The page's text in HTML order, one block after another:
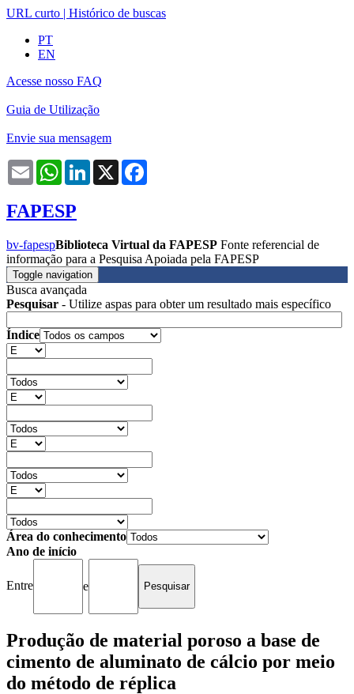
URL curto | Histórico de buscas
PT
EN
Acesse nosso FAQ
Guia de Utilização
Envie sua mensagem
Email WhatsAppLinkedIn
X
FAPESP
bv-fapespBiblioteca Virtual da FAPESP Fonte referencial de
informação para a Pesquisa Apoiada pela FAPESP
Toggle navigation
Busca avançada
Pesquisar - Utilize aspas para obter um resultado mais específico
Índice
Área do conhecimento
Ano de início
Entre e
Produção de material poroso a base de
cimento de aluminato de cálcio por meio
do método de réplica